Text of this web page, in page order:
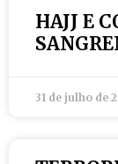
HAJJ E
31 de julho de